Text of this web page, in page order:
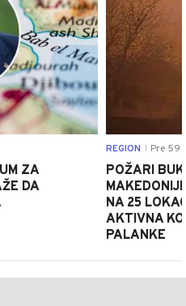
ZA
DA
REGION Pre 59
POŽARI
NA 25
AKTIVNA
PALANKE